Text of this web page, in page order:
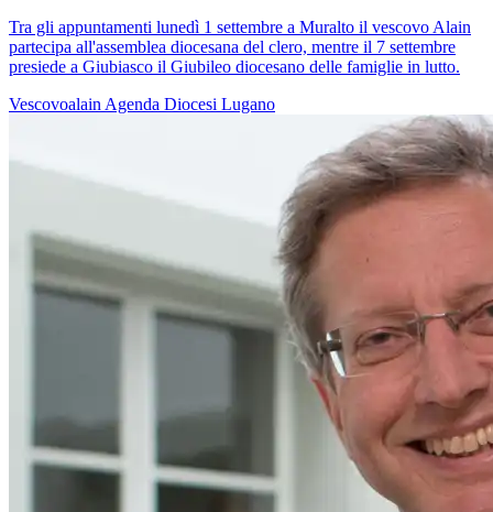
Tra gli appuntamenti lunedì 1 settembre a Muralto il vescovo Alain
partecipa all'assemblea diocesana del clero, mentre il 7 settembre
presiede a Giubiasco il Giubileo diocesano delle famiglie in lutto.
Vescovoalain Agenda Diocesi Lugano